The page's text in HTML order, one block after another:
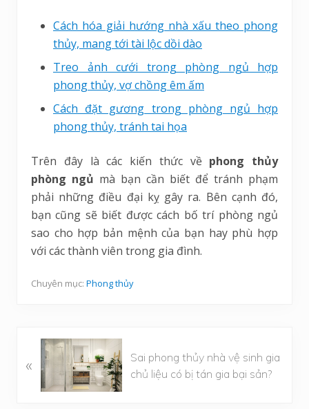
Cách hóa giải hướng nhà xấu theo phong
thủy, mang tới tài lộc dồi dào
Treo ảnh cưới trong phòng ngủ hợp
phong thủy, vợ chồng êm ấm
Cách đặt gương trong phòng ngủ hợp
phong thủy, tránh tai họa
Trên đây là các kiến thức vềphong thủy
phòng ngủ mà bạn cần biết để tránh phạm
phải những điều đại kỵ gây ra. Bên cạnh đó,
bạn cũng sẽ biết được cách bố trí phòng ngủ
sao cho hợp bản mệnh của bạn hay phù hợp
với các thành viên trong gia đình.
Chuyên mục: Phong thủy
à
«
Sai phong thủy nhà vệ sinh gia
chủ liệu có bị tán gia bại sản?